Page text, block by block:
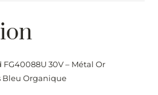
30V – Métal Or
Bleu Organique